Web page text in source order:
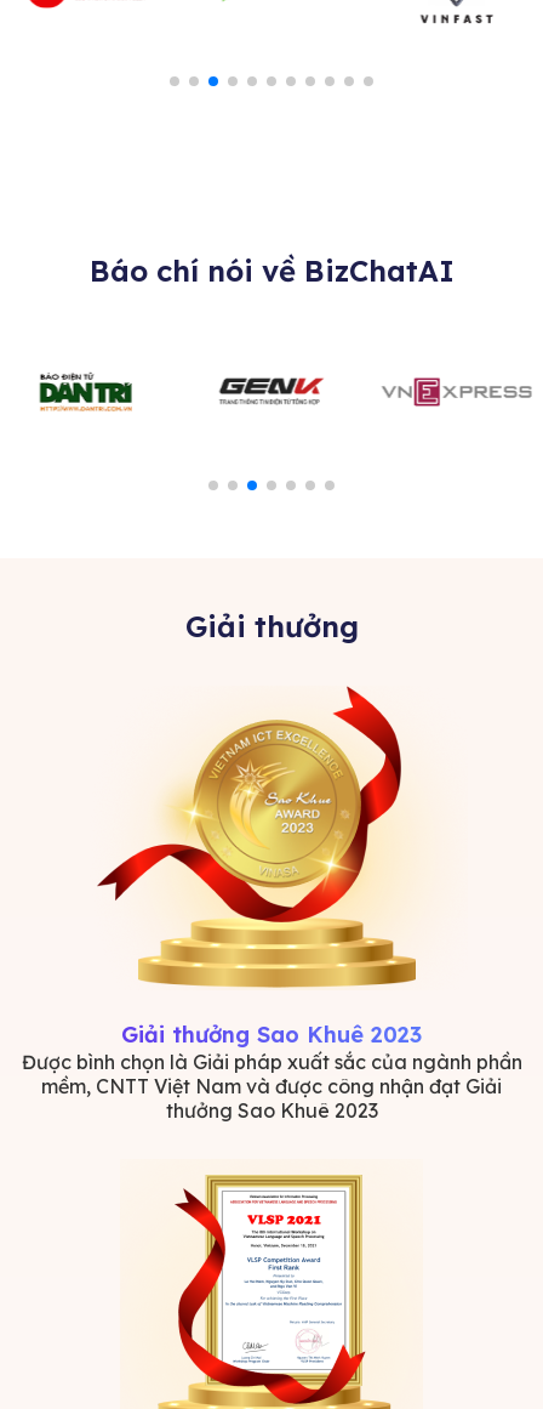
Báo chí nói về BizChatAI
Giải thưởng
Giải thưởng Sao Khuê 2023
Được bình chọn là Giải pháp xuất sắc của ngành phần
mềm, CNTT Việt Nam và được công nhận đạt Giải
thưởng Sao Khuê 2023